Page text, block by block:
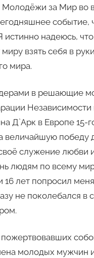
Молодёжи за Мир во
событие,
истинно надеюсь,
взять себя в
мира.
в решающие
Независимости
Д`Арк в Европе 15-
величайшую победу
служение любви
людям по всему
лет попросил меня
не поколебался в
молодых мужчин